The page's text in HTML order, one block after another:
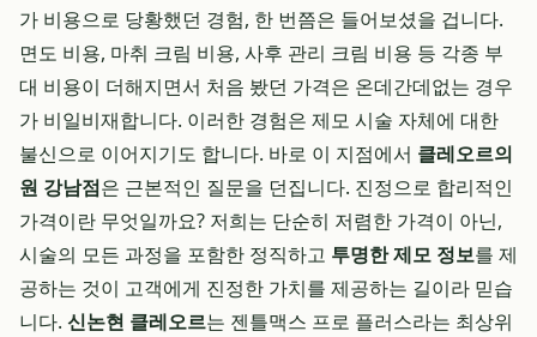
가 비용으로 당황했던 경험, 한 번쯤은 들어보셨을 겁니다.
면도 비용, 마취 크림 비용, 사후 관리 크림 비용 등 각종 부
대 비용이 더해지면서 처음 봤던 가격은 온데간데없는 경우
가 비일비재합니다. 이러한 경험은 제모 시술 자체에 대한
불신으로 이어지기도 합니다. 바로 이 지점에서 클레오르의
원 강남점은 근본적인 질문을 던집니다. 진정으로 합리적인
가격이란 무엇일까요? 저희는 단순히 저렴한 가격이 아닌,
시술의 모든 과정을 포함한 정직하고 투명한 제모 정보를 제
공하는 것이 고객에게 진정한 가치를 제공하는 길이라 믿습
니다. 신논현 클레오르는 젠틀맥스 프로 플러스라는 최상위